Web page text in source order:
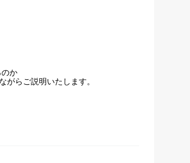
か
がらご説明いたします。